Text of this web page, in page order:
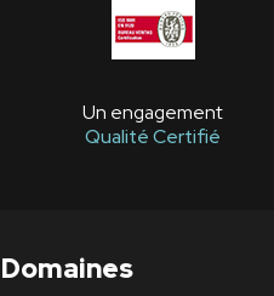
Un engagement
Qualité Certifié
Domaines